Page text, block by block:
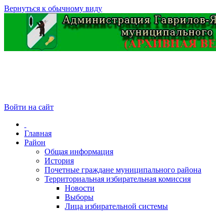
Вернуться к обычному виду
Войти на сайт
Главная
Район
Общая информация
История
Почетные граждане муниципального района
Территориальная избирательная комиссия
Новости
Выборы
Лица избирательной системы